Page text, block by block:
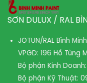
SƠN DULUX / RAL
JOTUN/RAL Bình
VPGD: 196 Hồ Tùng
Bộ phận Kinh Doanh:
Bộ phận Kỹ Thuật: